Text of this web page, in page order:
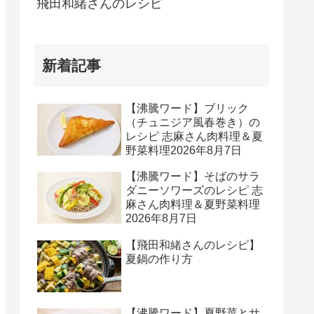
飛田和緒さんのレシピ
新着記事
【沸騰ワード】ブリック
（チュニジア風春巻き）の
レシピ 志麻さん肉料理＆夏
野菜料理2026年8月7日
【沸騰ワード】そばのサラ
ダニーソワーズのレシピ 志
麻さん肉料理＆夏野菜料理
2026年8月7日
【飛田和緒さんのレシピ】
夏鍋の作り方